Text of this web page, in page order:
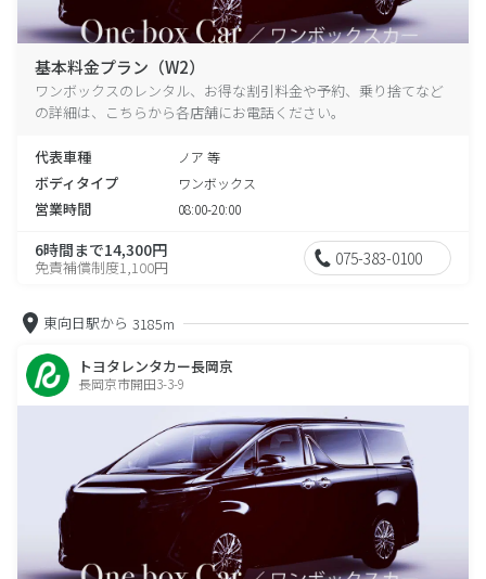
基本料金プラン（W2）
ワンボックスのレンタル、お得な割引料金や予約、乗り捨てなど
の詳細は、こちらから各店舗にお電話ください。
代表車種 ノア 等
ボディタイプ ワンボックス
営業時間 08:00-20:00
6時間まで14,300円
免責補償制度1,100円 075-383-0100
東向日駅から 3185m
トヨタレンタカー長岡京
長岡京市開田3-3-9